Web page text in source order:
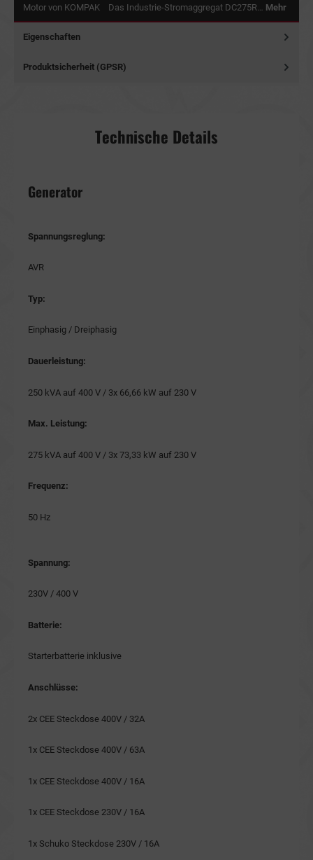
Motor von KOMPAK Das Industrie-Stromaggregat DC275R… Mehr
Eigenschaften
Produktsicherheit (GPSR)
Technische Details
Generator
Spannungsreglung:
AVR
Typ:
Einphasig / Dreiphasig
Dauerleistung:
250 kVA auf 400 V / 3x 66,66 kW auf 230 V
Max. Leistung:
275 kVA auf 400 V / 3x 73,33 kW auf 230 V
Frequenz:
50 Hz
Spannung:
230V / 400 V
Batterie:
Starterbatterie inklusive
Anschlüsse:
2x CEE Steckdose 400V / 32A
1x CEE Steckdose 400V / 63A
1x CEE Steckdose 400V / 16A
1x CEE Steckdose 230V / 16A
1x Schuko Steckdose 230V / 16A